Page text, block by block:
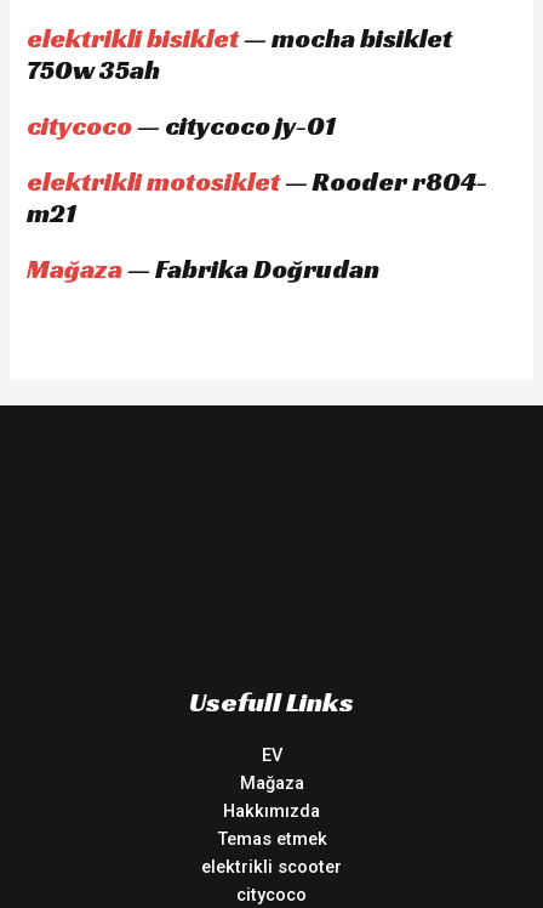
elektrikli bisiklet— mocha bisiklet
750w 35ah
citycoco— citycoco jy-01
elektrikli motosiklet— Rooder r804-
m21
Mağaza— Fabrika Doğrudan
Usefull Links
EV
Mağaza
Hakkımızda
Temas etmek
elektrikli scooter
citycoco